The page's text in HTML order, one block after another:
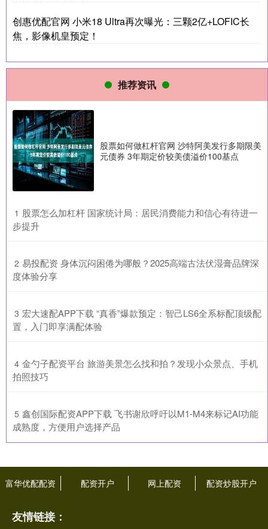
创惠优配官网 小米18 Ultra再次曝光：三颗2亿+LOFIC长
焦，影像机皇预定！
推荐资讯
股票如何做杠杆官网 沙特阿美发行多期限美
元债券 3年期定价较美债溢价100基点
1 ​股票怎么加杠杆 国家统计局：居民消费能力和信心有待进一
步提升
2 ​易投配资 身体沉闷困倦为哪般？2025高端古法伏湿膏品牌深
度体验分享
3 ​宏大速配APP下载 “真香”爆款预定：智己LS6全系标配顶级配
置，入门即享满配体验
4 ​金勺子配资平台 旅游美景怎么找和拍？发现小众景点、手机
拍照技巧
5 ​鑫创国际配资APP下载 飞书谢欣呼吁以M1-M4来标记AI功能
成熟度，方便用户选择产品
富华优配配资 配资开户 网上配资 配资炒股开户
友情链接：